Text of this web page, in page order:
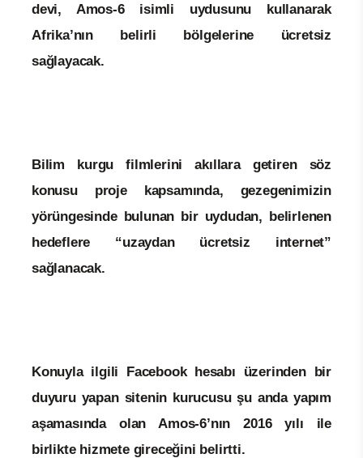
devi, Amos-6 isimli uydusunu kullanarak
Afrika’nın belirli bölgelerine ücretsiz
sağlayacak.
Bilim kurgu filmlerini akıllara getiren söz
konusu proje kapsamında, gezegenimizin
yörüngesinde bulunan bir uydudan, belirlenen
hedeflere “uzaydan ücretsiz internet”
sağlanacak.
Konuyla ilgili Facebook hesabı üzerinden bir
duyuru yapan sitenin kurucusu şu anda yapım
aşamasında olan Amos-6’nın 2016 yılı ile
birlikte hizmete gireceğini belirtti.